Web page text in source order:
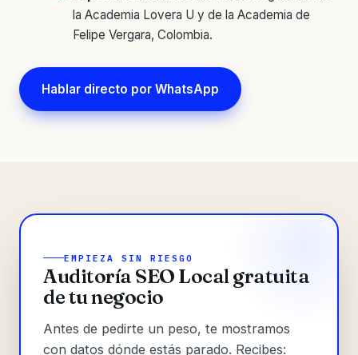
la Academia Lovera U y de la Academia de
Felipe Vergara, Colombia.
Hablar directo por WhatsApp
EMPIEZA SIN RIESGO
Auditoría SEO Local gratuita
de tu negocio
Antes de pedirte un peso, te mostramos
con datos dónde estás parado. Recibes: